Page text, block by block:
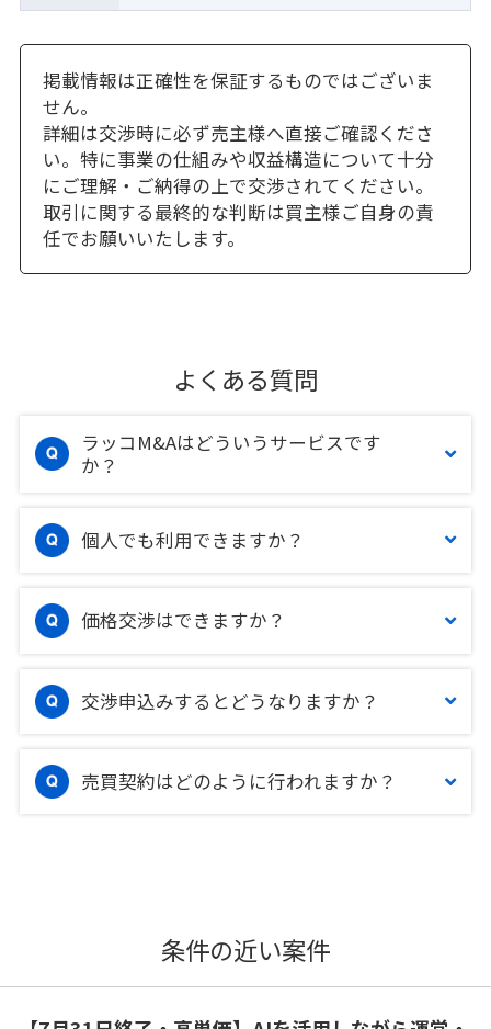
掲載情報は正確性を保証するものではございま
せん。
詳細は交渉時に必ず売主様へ直接ご確認くださ
い。特に事業の仕組みや収益構造について十分
にご理解・ご納得の上で交渉されてください。
取引に関する最終的な判断は買主様ご自身の責
任でお願いいたします。
よくある質問
ラッコM&Aはどういうサービスです
か？
個人でも利用できますか？
価格交渉はできますか？
交渉申込みするとどうなりますか？
売買契約はどのように行われますか？
条件の近い案件